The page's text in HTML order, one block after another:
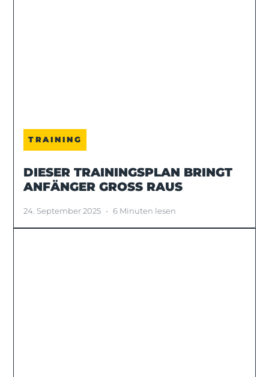
TRAINING
DIESER TRAININGSPLAN BRINGT
ANFÄNGER GROSS RAUS
24. September 2025 • 6 Minuten lesen